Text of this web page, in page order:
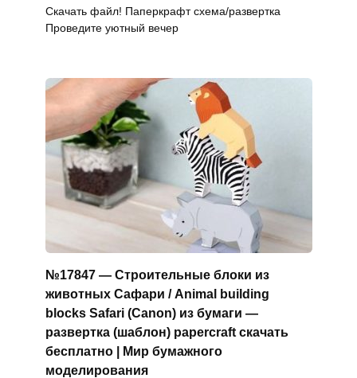
Скачать файл! Паперкрафт схема/развертка
Проведите уютный вечер
№17847 — Строительные блоки из
животных Сафари / Animal building
blocks Safari (Canon) из бумаги —
развертка (шаблон) papercraft скачать
бесплатно | Мир бумажного
моделирования